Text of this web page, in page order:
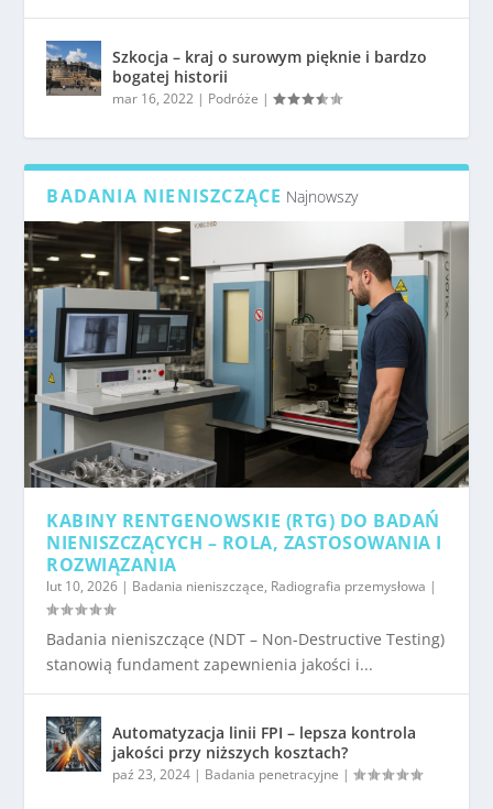
Szkocja – kraj o surowym pięknie i bardzo
bogatej historii
mar 16, 2022 | Podróże |
BADANIA NIENISZCZĄCE Najnowszy
KABINY RENTGENOWSKIE (RTG) DO BADAŃ
NIENISZCZĄCYCH – ROLA, ZASTOSOWANIA I
ROZWIĄZANIA
lut 10, 2026 | Badania nieniszczące, Radiografia przemysłowa |
Badania nieniszczące (NDT – Non-Destructive Testing)
stanowią fundament zapewnienia jakości i...
Automatyzacja linii FPI – lepsza kontrola
jakości przy niższych kosztach?
paź 23, 2024 | Badania penetracyjne |